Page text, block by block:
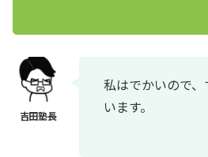
私はでかいので
います。